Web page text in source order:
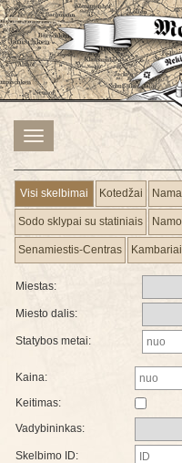
Toggle
navigation
Visi skelbimai Kotedžai
Sodo sklypai su statiniais
Senamiestis-Centras Kambariai
Miestas:
Miesto dalis:
Statybos metai:
Kaina:
Keitimas:
Vadybininkas:
Skelbimo ID: